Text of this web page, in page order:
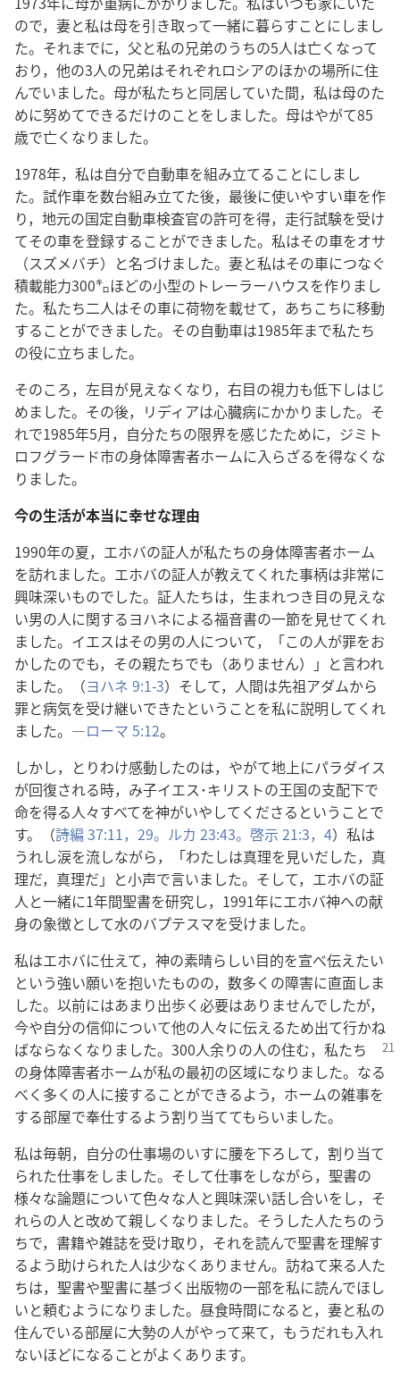
ので，妻と私は母を引き取って一緒に暮らすことにしまし
た。それまでに，父と私の兄弟のうちの5人は亡くなって
おり，他の3人の兄弟はそれぞれロシアのほかの場所に住
んでいました。母が私たちと同居していた間，私は母のた
めに努めてできるだけのことをしました。母はやがて85
歳で亡くなりました。
1978年，私は自分で自動車を組み立てることにしまし
た。試作車を数台組み立てた後，最後に使いやすい車を作
り，地元の国定自動車検査官の許可を得，走行試験を受け
てその車を登録することができました。私はその車をオサ
（スズメバチ）と名づけました。妻と私はその車につなぐ
積載能力300㌔ほどの小型のトレーラーハウスを作りまし
た。私たち二人はその車に荷物を載せて，あちこちに移動
することができました。その自動車は1985年まで私たち
の役に立ちました。
そのころ，左目が見えなくなり，右目の視力も低下しはじ
めました。その後，リディアは心臓病にかかりました。そ
れで1985年5月，自分たちの限界を感じたために，ジミト
ロフグラード市の身体障害者ホームに入らざるを得なくな
りました。
今の生活が本当に幸せな理由
1990年の夏，エホバの証人が私たちの身体障害者ホーム
を訪れました。エホバの証人が教えてくれた事柄は非常に
興味深いものでした。証人たちは，生まれつき目の見えな
い男の人に関するヨハネによる福音書の一節を見せてくれ
ました。イエスはその男の人について，「この人が罪をお
かしたのでも，その親たちでも（ありません）」と言われ
ました。（ヨハネ 9:1-3）そして，人間は先祖アダムから
罪と病気を受け継いできたということを私に説明してくれ
ました。―ローマ 5:12。
しかし，とりわけ感動したのは，やがて地上にパラダイス
が回復される時，み子イエス･キリストの王国の支配下で
命を得る人々すべてを神がいやしてくださるということで
す。（詩編 37:11， 29。 ルカ 23:43。 啓示 21:3，4）私は
うれし涙を流しながら，「わたしは真理を見いだした，真
理だ，真理だ」と小声で言いました。そして，エホバの証
人と一緒に1年間聖書を研究し，1991年にエホバ神への献
身の象徴として水のバプテスマを受けました。
私はエホバに仕えて，神の素晴らしい目的を宣べ伝えたい
という強い願いを抱いたものの，数多くの障害に直面しま
した。以前にはあまり出歩く必要はありませんでしたが，
今や自分の信仰について他の人々に伝えるため出て行かね
ばならなく なりました。300人余りの人の住む，私たち
の身体障害者ホームが私の最初の区域になりました。なる
べく多くの人に接することができるよう，ホームの雑事を
する部屋で奉仕するよう割り当ててもらいました。
私は毎朝，自分の仕事場のいすに腰を下ろして，割り当て
られた仕事をしました。そして仕事をしながら，聖書の
様々な論題について色々な人と興味深い話し合いをし，そ
れらの人と改めて親しくなりました。そうした人たちのう
ちで，書籍や雑誌を受け取り，それを読んで聖書を理解す
るよう助けられた人は少なくありません。訪ねて来る人た
ちは，聖書や聖書に基づく出版物の一部を私に読んでほし
いと頼むようになりました。昼食時間になると，妻と私の
住んでいる部屋に大勢の人がやって来て，もうだれも入れ
ないほどになることがよくあります。